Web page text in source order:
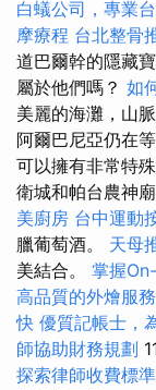
白蟻公司，專業
摩療程 台北整骨
道巴爾幹的隱藏
屬於他們嗎？ 如
美麗的海灘，山
阿爾巴尼亞仍在
可以擁有非常特
衛城和帕台農神廟
美廚房 台中運動
臘葡萄酒。 天母
美結合。 掌握
高品質的外燴服務
快 優質記帳士，
師協助財務規劃
探索律師收費標